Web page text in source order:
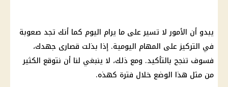
يبدو أن الأمور لا تسير على ما يرام اليوم كما أنك تجد صعوبة
في التركيزعلى المهام اليومية. إذا بذلت قصارى جهدك،
فسوف تنجح بالتأكيد. ومع ذلك، لا ينبغي لنا أن نتوقع الكثير
من مثل هذا الوضع خلال فترة كهذه.